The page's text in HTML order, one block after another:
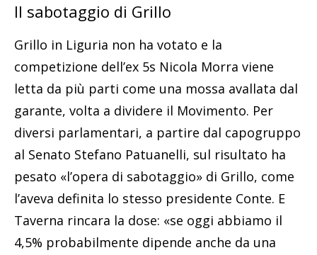
Il sabotaggio di Grillo
Grillo in Liguria non ha votato e la
competizione dell’ex 5s Nicola Morra viene
letta da più parti come una mossa avallata dal
garante, volta a dividere il Movimento. Per
diversi parlamentari, a partire dal capogruppo
al Senato Stefano Patuanelli, sul risultato ha
pesato «l’opera di sabotaggio» di Grillo, come
l’aveva definita lo stesso presidente Conte. E
Taverna rincara la dose: «se oggi abbiamo il
4,5% probabilmente dipende anche da una